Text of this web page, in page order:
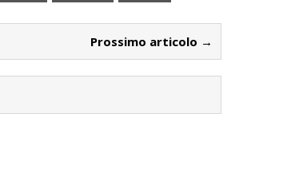
Prossimo articolo →